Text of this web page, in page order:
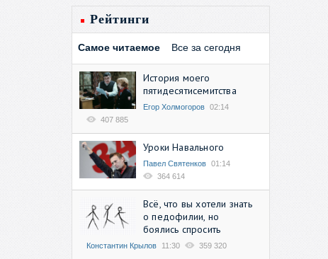
Рейтинги
Самое читаемое Все за сегодня
История моего
пятидесятисемитства
Егор Холмогоров 02:14
407 885
Уроки Навального
Павел Святенков 01:14
364 614
Всё, что вы хотели знать
о педофилии, но
боялись спросить
Константин Крылов 11:30 359 320